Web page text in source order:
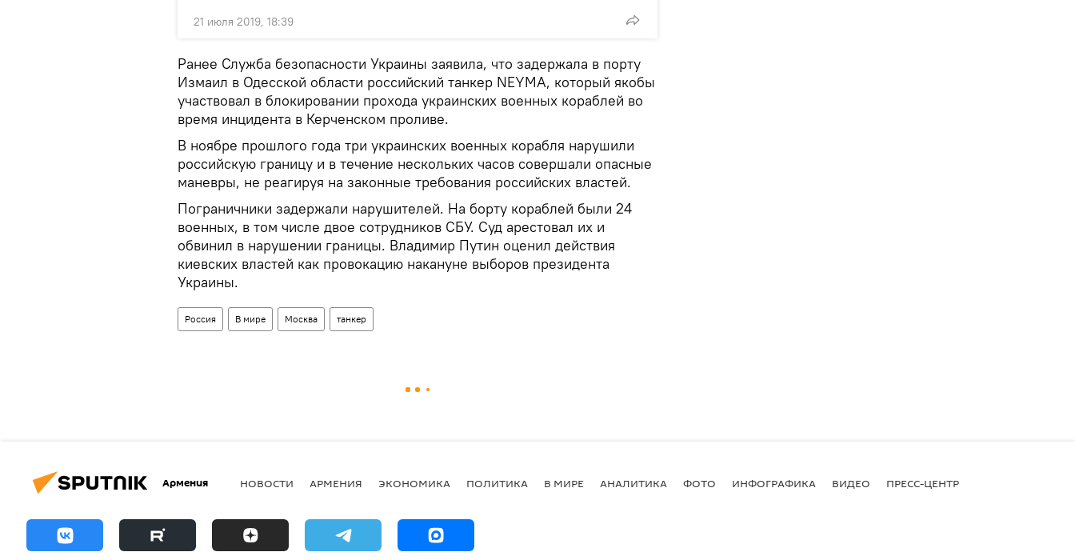
21 июля 2019, 18:39
Ранее Служба безопасности Украины заявила, что задержала в порту
Измаил в Одесской области российский танкер NEYMA, который якобы
участвовал в блокировании прохода украинских военных кораблей во
время инцидента в Керченском проливе.
В ноябре прошлого года три украинских военных корабля нарушили
российскую границу и в течение нескольких часов совершали опасные
маневры, не реагируя на законные требования российских властей.
Пограничники задержали нарушителей. На борту кораблей были 24
военных, в том числе двое сотрудников СБУ. Суд арестовал их и
обвинил в нарушении границы. Владимир Путин оценил действия
киевских властей как провокацию накануне выборов президента
Украины.
Россия В мире Москва танкер
Армения НОВОСТИ АРМЕНИЯ ЭКОНОМИКА ПОЛИТИКА В МИРЕ АНАЛИТИКА ФОТО ИНФОГРАФИКА ВИДЕО ПРЕСС-ЦЕНТР